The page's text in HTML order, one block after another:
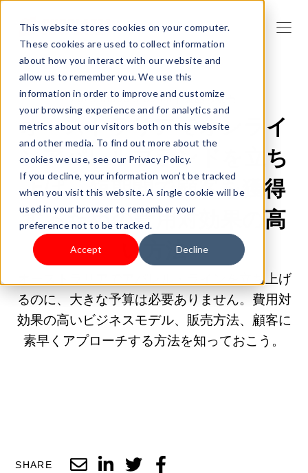
This website stores cookies on your computer.
These cookies are used to collect information
about how you interact with our website and
allow us to remember you. We use this
information in order to improve and customize
your browsing experience and for analytics and
metrics about our visitors both on this website
and other media. To find out more about the
cookies we use, see our Privacy Policy.
If you decline, your information won’t be tracked
when you visit this website. A single cookie will be
used in your browser to remember your
preference not to be tracked.
Accept Decline
2026/06/03 9:00:00 |製品の販売
オーストラリアでオンライ
ンアパレルブランドを立ち
上げ、短期間で顧客を獲得
するための費用対効果の高
い方法
オーストラリアでアパレル・ラインを立ち上げ
るのに、大きな予算は必要ありません。費用対
効果の高いビジネスモデル、販売方法、顧客に
素早くアプローチする方法を知っておこう。
SHARE